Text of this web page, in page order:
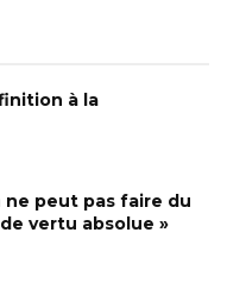
à la
ne peut pas faire du
vertu absolue »